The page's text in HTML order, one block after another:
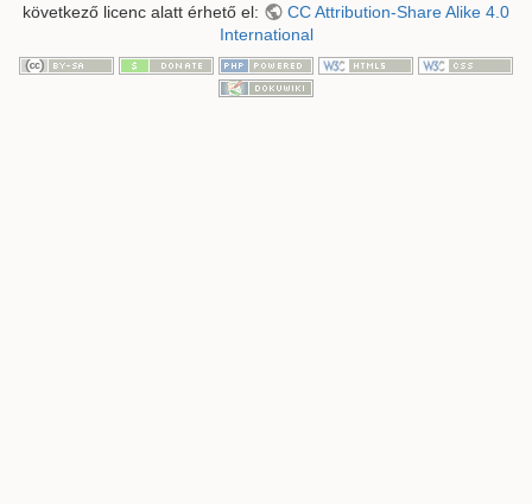
következő licenc alatt érhető el:
CC Attribution-Share Alike 4.0
International